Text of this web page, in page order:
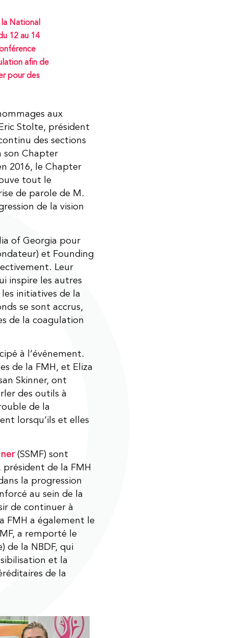
National
12 au 14
afin de
pour des
aux
Stolte, président
des sections
son Chapter
2016, le Chapter
tout le
de parole de M.
de la vision
of Georgia pour
et Founding
Leur
inspire les autres
initiatives de la
se sont accrus,
de la coagulation
à l’événement.
de la FMH, et Eliza
Skinner, ont
des outils à
de la
lorsqu’ils et elles
(SSMF) sont
de la FMH
la progression
au sein de la
de continuer à
FMH a également le
a remporté le
de la NBDF, qui
et la
de la